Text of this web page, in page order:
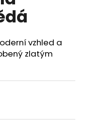
vzhled a
zlatým